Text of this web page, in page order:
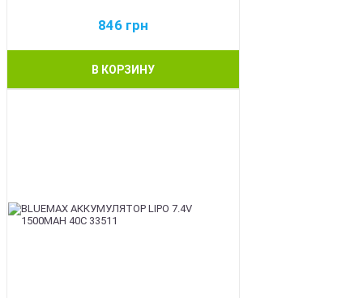
846 грн
В КОРЗИНУ